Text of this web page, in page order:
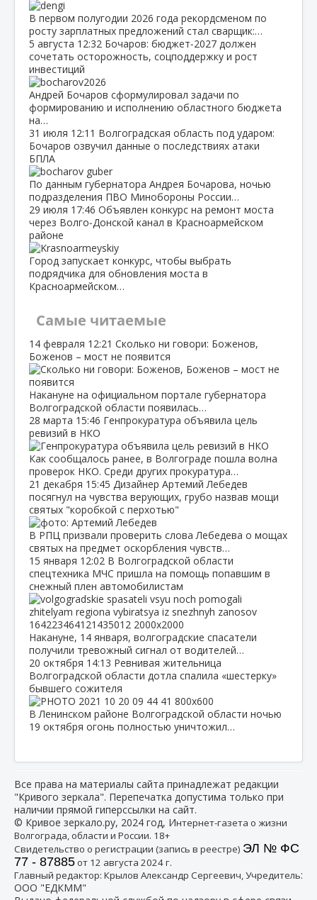
В первом полугодии 2026 года рекордсменом по
росту зарплатных предложений стал сварщик:…
5 августа 12:32 Бочаров: бюджет‑2027 должен
сочетать осторожность, соцподдержку и рост
инвестиций
Андрей Бочаров сформулировал задачи по
формированию и исполнению областного бюджета
на…
31 июля 12:11 Волгоградская область под ударом:
Бочаров озвучил данные о последствиях атаки
БПЛА
По данным губернатора Андрея Бочарова, ночью
подразделения ПВО Минобороны России…
29 июля 17:46 Объявлен конкурс на ремонт моста
через Волго‑Донской канал в Красноармейском
районе
Город запускает конкурс, чтобы выбрать
подрядчика для обновления моста в
Красноармейском…
Самые читаемые
14 февраля 12:21 Сколько ни говори: Боженов,
Боженов – мост не появится
Накануне на официальном портале губернатора
Волгоградской области появилась…
28 марта 15:46 Генпрокуратура объявила цель
ревизий в НКО
Как сообщалось ранее, в Волгограде пошла волна
проверок НКО. Среди других прокуратура…
21 декабря 15:45 Дизайнер Артемий Лебедев
посягнул на чувства верующих, грубо назвав мощи
святых "коробкой с перхотью"
В РПЦ призвали проверить слова Лебедева о мощах
святых на предмет оскорбления чувств…
15 января 12:02 В Волгоградской области
спецтехника МЧС пришла на помощь попавшим в
снежный плен автомобилистам
Накануне, 14 января, волгоградские спасатели
получили тревожный сигнал от водителей…
20 октября 14:13 Ревнивая жительница
Волгоградской области дотла спалила «шестерку»
бывшего сожителя
В Ленинском районе Волгоградской области ночью
19 октября огонь полностью уничтожил…
Все права на материалы сайта принадлежат редакции
"Кривого зеркала". Перепечатка допустима только при
наличии прямой гиперссылки на сайт.
© Кривое зеркало.ру, 2024 год, Интернет-газета о жизни
Волгограда, области и России. 18+
Свидетельство о регистрации (запись в реестре) ЭЛ № ФС
77 - 87885от 12 августа 2024 г.
Главный редактор: Крылов Александр Сергеевич, Учредитель:
ООО "ЕДКММ"